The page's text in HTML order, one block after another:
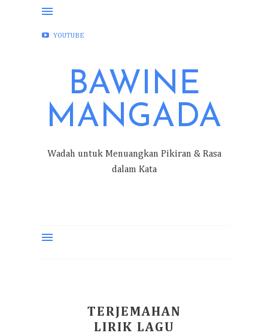
FACEBOOK
YOUTUBE
BAWINE
MANGADA
Wadah untuk Menuangkan Pikiran & Rasa
dalam Kata
TERJEMAHAN
LIRIK LAGU